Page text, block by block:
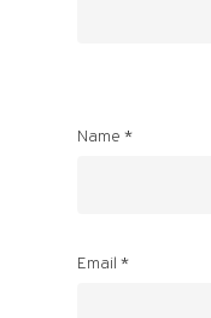
Name *
Email *